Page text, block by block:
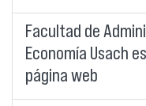
Facultad de
Economía Usach
página web